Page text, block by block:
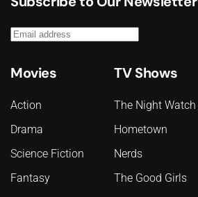
Movies
Action
Drama
Science Fiction
Fantasy
TV Shows
The Night Watch
Hometown
Nerds
The Good Girls